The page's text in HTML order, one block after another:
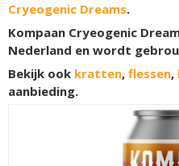
Cryeogenic Dreams.
Kompaan Cryeogenic
Nederland en wordt
Bekijk ook kratten, flessen,
aanbieding.